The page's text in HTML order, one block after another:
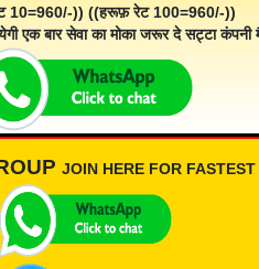
10=960/-)) ((हरूफ़ रेट 100=960/-))
एक बार सेवा का मोका जरूर दे सट्टा कंपनी
JOIN HERE FOR FASTEST